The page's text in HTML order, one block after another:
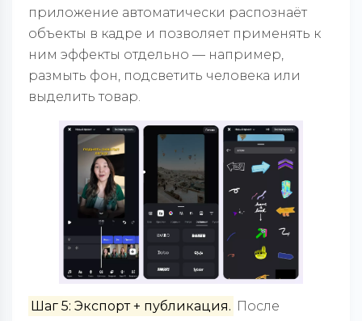
приложение автоматически распознаёт
объекты в кадре и позволяет применять к
ним эффекты отдельно — например,
размыть фон, подсветить человека или
выделить товар.
Шаг 5: Экспорт + публикация. После